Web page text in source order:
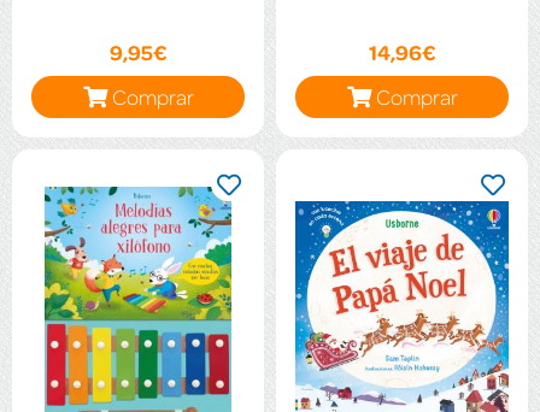
9,95€
Comprar
14,96€
Comprar